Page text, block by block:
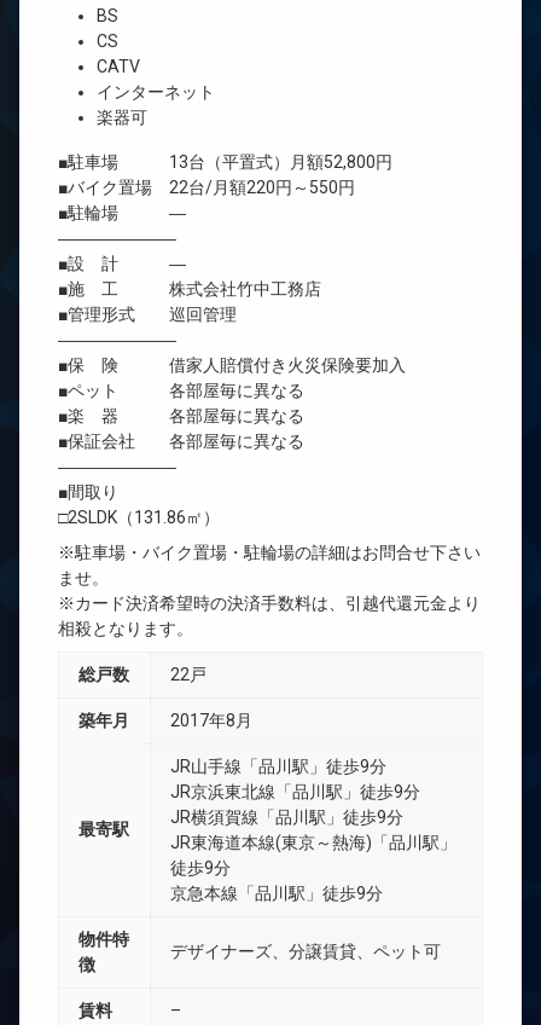
BS
CS
CATV
インターネット
楽器可
■駐車場 13台（平置式）月額52,800円
■バイク置場 22台/月額220円～550円
■駐輪場 ―
―――――――
■設 計 ―
■施 工 株式会社竹中工務店
■管理形式 巡回管理
―――――――
■保 険 借家人賠償付き火災保険要加入
■ペット 各部屋毎に異なる
■楽 器 各部屋毎に異なる
■保証会社 各部屋毎に異なる
―――――――
■間取り
□2SLDK（131.86㎡）
※駐車場・バイク置場・駐輪場の詳細はお問合せ下さい
ませ。
※カード決済希望時の決済手数料は、引越代還元金より
相殺となります。
総戸数 22戸
築年月 2017年8月
最寄駅
JR山手線「品川駅」徒歩9分
JR京浜東北線「品川駅」徒歩9分
JR横須賀線「品川駅」徒歩9分
JR東海道本線(東京～熱海)「品川駅」
徒歩9分
京急本線「品川駅」徒歩9分
物件特
徴
デザイナーズ、分譲賃貸、ペット可
賃料 –